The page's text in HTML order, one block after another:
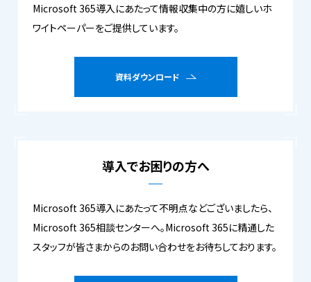
Microsoft 365導入にあたって情報収集中の方に嬉しいホ
ワイトペーパーをご提供しています。
資料ダウンロード
導入でお困りの方へ
Microsoft 365導入にあたって不明点などございましたら、
Microsoft 365相談センターへ。Microsoft 365に精通した
スタッフが皆さまからのお問い合わせをお待ちしております。